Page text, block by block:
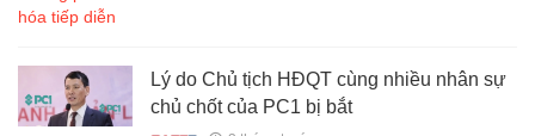
Lý do Chủ tịch HĐQT cùng nhiều nhân sự
chủ chốt của PC1 bị bắt